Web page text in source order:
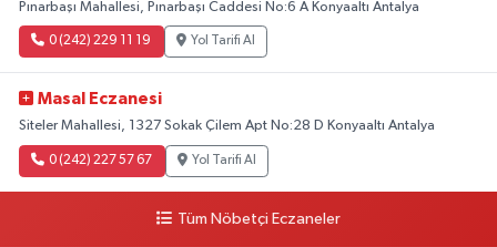
Pınarbaşı Mahallesi, Pınarbaşı Caddesi No:6 A Konyaaltı Antalya
0 (242) 229 11 19 Yol Tarifi Al
Masal Eczanesi
Siteler Mahallesi, 1327 Sokak Çilem Apt No:28 D Konyaaltı Antalya
0 (242) 227 57 67 Yol Tarifi Al
Tüm Nöbetçi Eczaneler